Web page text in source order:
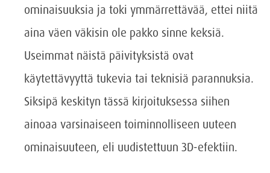
ominaisuuksia ja toki ymmärrettävää, ettei niitä
aina väen väkisin ole pakko sinne keksiä.
Useimmat näistä päivityksistä ovat
käytettävyyttä tukevia tai teknisiä parannuksia.
Siksipä keskityn tässä kirjoituksessa siihen
ainoaa varsinaiseen toiminnolliseen uuteen
ominaisuuteen, eli uudistettuun 3D-efektiin.